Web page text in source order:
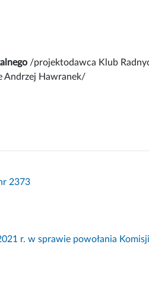
/projektodawca Klub
Andrzej Hawranek/
2373
r. w sprawie powołania